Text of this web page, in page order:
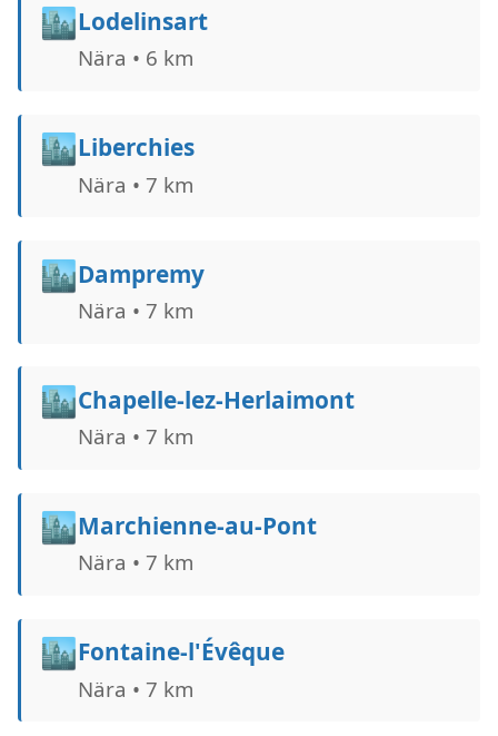
🏙️Lodelinsart
Nära • 6 km
🏙️Liberchies
Nära • 7 km
🏙️Dampremy
Nära • 7 km
🏙️Chapelle-lez-Herlaimont
Nära • 7 km
🏙️Marchienne-au-Pont
Nära • 7 km
🏙️Fontaine-l'Évêque
Nära • 7 km